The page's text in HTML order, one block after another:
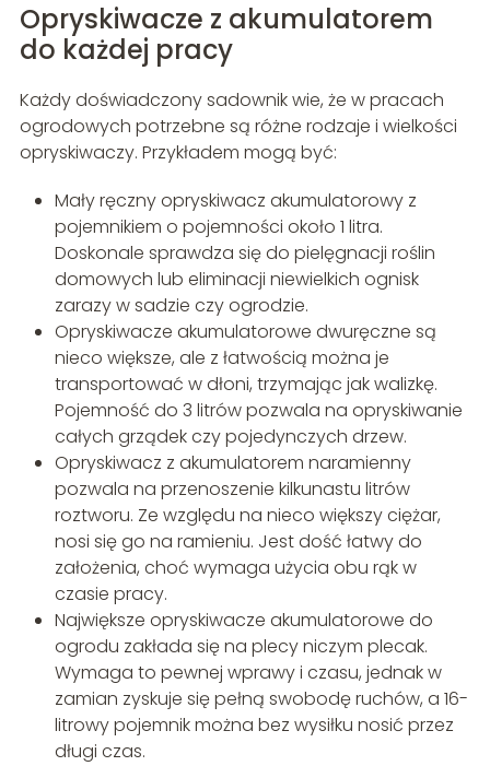
Opryskiwacze z akumulatorem
do każdej pracy
Każdy doświadczony sadownik wie, że w pracach
ogrodowych potrzebne są różne rodzaje i wielkości
opryskiwaczy. Przykładem mogą być:
Mały ręczny opryskiwacz akumulatorowy z
pojemnikiem o pojemności około 1 litra.
Doskonale sprawdza się do pielęgnacji roślin
domowych lub eliminacji niewielkich ognisk
zarazy w sadzie czy ogrodzie.
Opryskiwacze akumulatorowe dwuręczne są
nieco większe, ale z łatwością można je
transportować w dłoni, trzymając jak walizkę.
Pojemność do 3 litrów pozwala na opryskiwanie
całych grządek czy pojedynczych drzew.
Opryskiwacz z akumulatorem naramienny
pozwala na przenoszenie kilkunastu litrów
roztworu. Ze względu na nieco większy ciężar,
nosi się go na ramieniu. Jest dość łatwy do
założenia, choć wymaga użycia obu rąk w
czasie pracy.
Największe opryskiwacze akumulatorowe do
ogrodu zakłada się na plecy niczym plecak.
Wymaga to pewnej wprawy i czasu, jednak w
zamian zyskuje się pełną swobodę ruchów, a 16-
litrowy pojemnik można bez wysiłku nosić przez
długi czas.